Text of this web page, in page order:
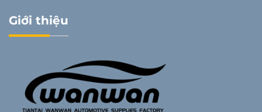
Giới thiệu